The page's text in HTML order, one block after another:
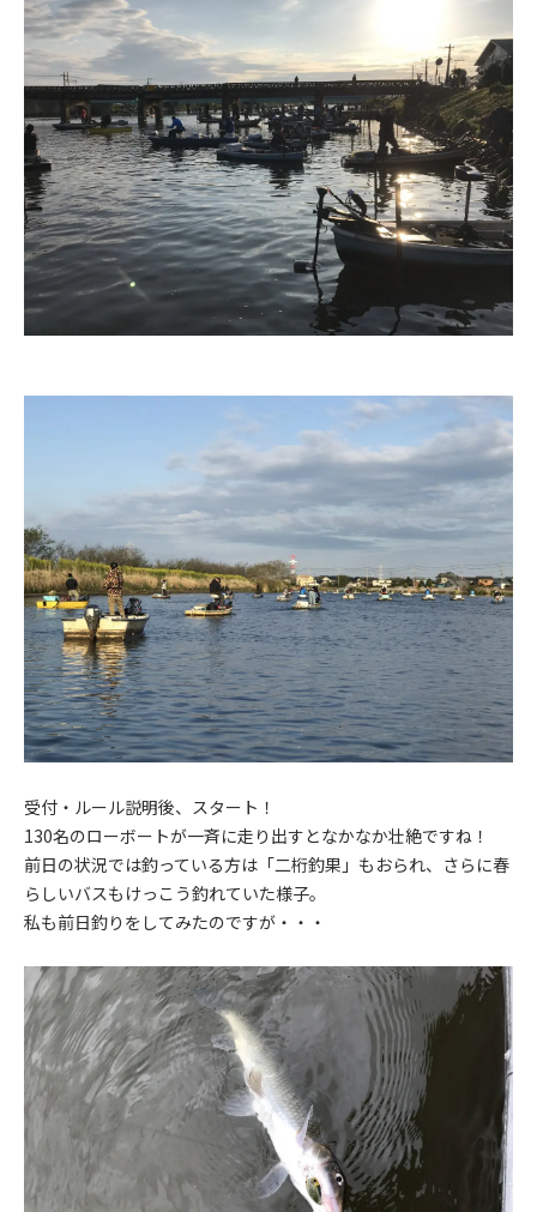
受付・ルール説明後、スタート！
130名のローボートが一斉に走り出すとなかなか壮絶ですね！
前日の状況では釣っている方は「二桁釣果」もおられ、さらに春
らしいバスもけっこう釣れていた様子。
私も前日釣りをしてみたのですが・・・